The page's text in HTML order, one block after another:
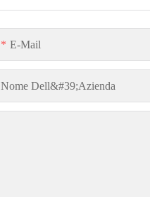
E-Mail
Nome Dell&#39;azienda